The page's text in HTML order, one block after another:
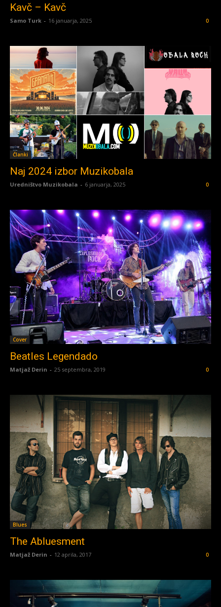
Kavč – Kavč
Samo Turk - 16 januarja, 2025 0
Članki
Naj 2024 izbor Muzikobala
Uredništvo Muzikobala - 6 januarja, 2025 0
Cover
Beatles Legendado
Matjaž Derin - 25 septembra, 2019 0
Blues
The Abluesment
Matjaž Derin - 12 aprila, 2017 0